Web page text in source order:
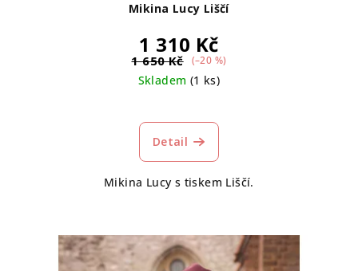
Mikina Lucy Liščí
1 310 Kč
1 650 Kč (–20 %)
Skladem (1 ks)
Detail
Mikina Lucy s tiskem Liščí.